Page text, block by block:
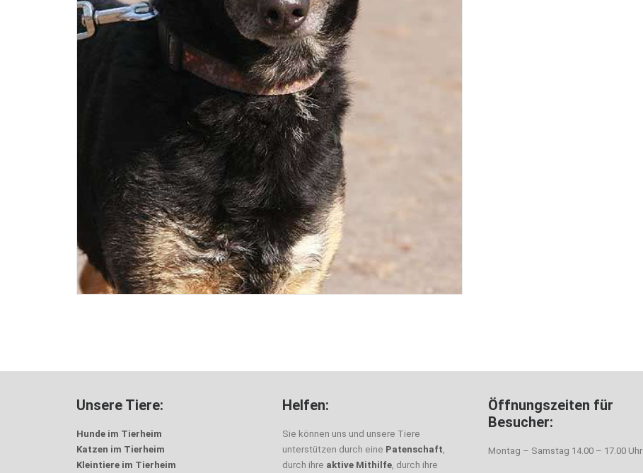
Unsere Tiere:
Hunde im Tierheim
Katzen im Tierheim
Kleintiere im Tierheim
Helfen:
Sie können uns und unsere Tiere
unterstützen durch eine Patenschaft,
durch ihre aktive Mithilfe, durch ihre
Öffnungszeiten für
Besucher:
Montag – Samstag 14.00 – 17.00 Uhr